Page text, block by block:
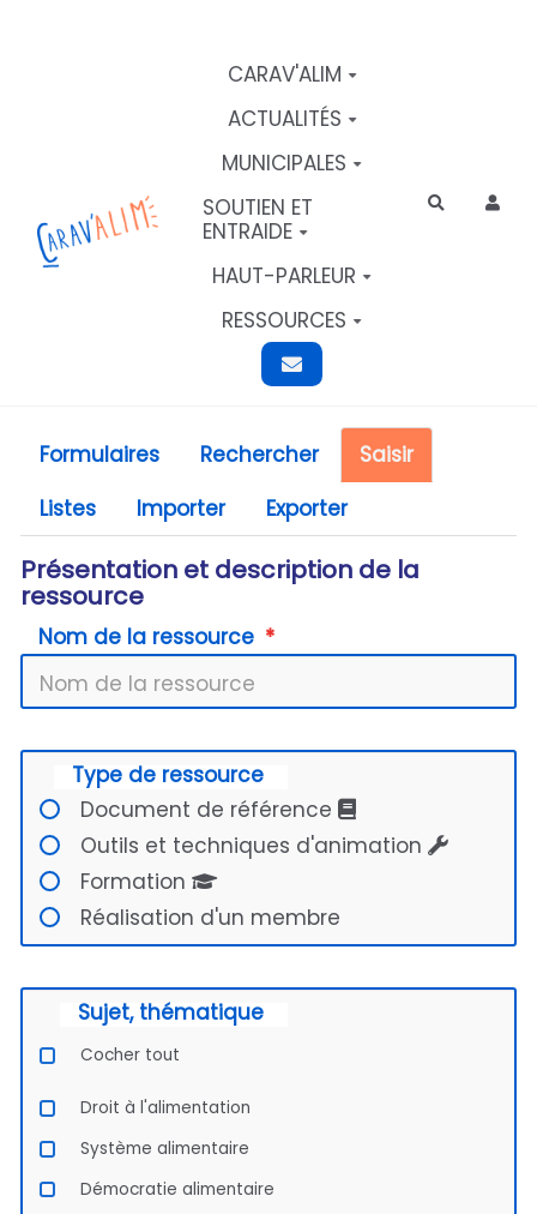
CARAV'ALIM
ACTUALITÉS
MUNICIPALES
SOUTIEN ET
ENTRAIDE
HAUT-PARLEUR
RESSOURCES
Rechercher
Formulaires Rechercher
Saisir
Listes
Importer Exporter
Présentation et description de la
ressource
Nom de la ressource
Type de ressource
Document de référence
Outils et techniques d'animation
Formation
Réalisation d'un membre
Sujet, thématique
Cocher tout
Droit à l'alimentation
Système alimentaire
Démocratie alimentaire